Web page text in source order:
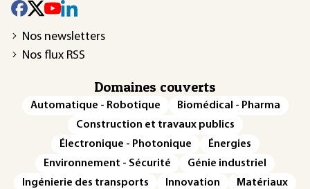
Nos newsletters
Nos flux RSS
Domaines couverts
Automatique - Robotique
Biomédical - Pharma
Construction et travaux publics
Électronique - Photonique
Énergies
Environnement - Sécurité
Génie industriel
Ingénierie des transports
Innovation
Matériaux